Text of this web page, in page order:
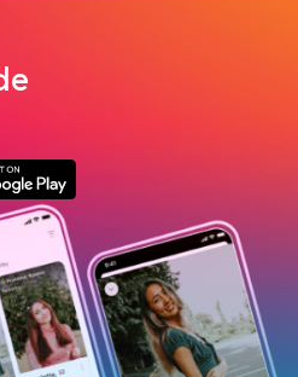
in a new tab
Play Download